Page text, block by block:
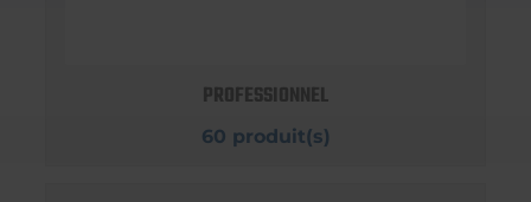
PROFESSIONNEL
60 produit(s)